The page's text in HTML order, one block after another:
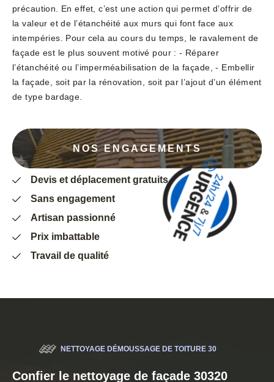
précaution. En effet, c’est une action qui permet d’offrir de
la valeur et de l’étanchéité aux murs qui font face aux
intempéries. Pour cela au cours du temps, le ravalement de
façade est le plus souvent motivé pour : - Réparer
l’étanchéité ou l’imperméabilisation de la façade, - Embellir
la façade, soit par la rénovation, soit par l’ajout d’un élément
de type bardage.
NOS ENGAGEMENTS
Devis et déplacement gratuits
Sans engagement
Artisan passionné
Prix imbattable
Travail de qualité
NETTOYAGE DÉMOUSSAGE DE TOITURE 30
Confier le nettoyage de façade 30320